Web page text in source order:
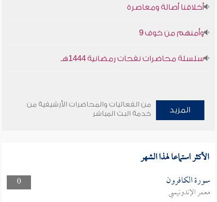
أخلاقنا أصالة ومعاصرة
وأمنهم من خوف 9
سلسلة محاضرات نفحات رمضانية 1444هـ
المزيد
من الفعاليات والمحاضرات الأرشيفية من
خدمة البث المباشر
الأكثر استماعا لهذا الشهر
0 سورة الكافرون
معمر الإندونيسي